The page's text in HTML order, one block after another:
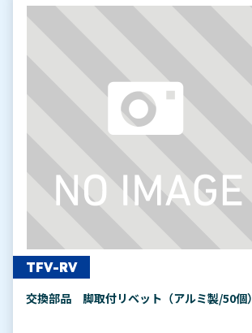
TFV-RV
交換部品 脚取付リベット（アルミ製/50個）